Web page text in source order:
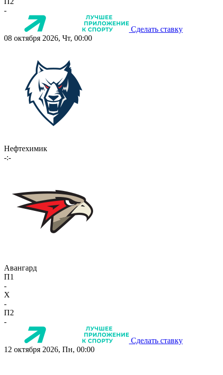
-
Сделать ставку
08 октября 2026, Чт, 00:00
Нефтехимик
-:-
Авангард
П1
-
X
-
П2
-
Сделать ставку
12 октября 2026, Пн, 00:00